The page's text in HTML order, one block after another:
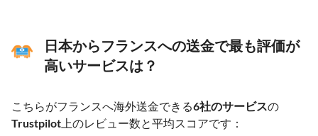
日本からフランスへの送金で最も評価が
高いサービスは？
こちらがフランスへ海外送金できる6社のサービスの
Trustpilot 上のレビュー数と平均スコアです：